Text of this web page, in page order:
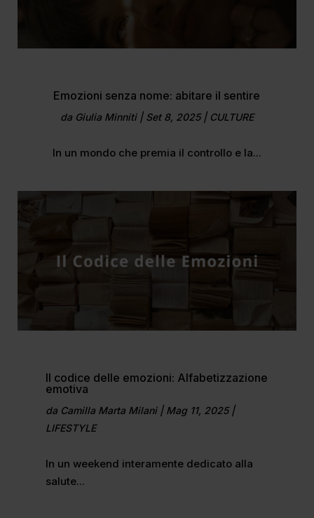
Emozioni senza nome: abitare il sentire
da Giulia Minniti| Set 8, 2025| CULTURE
In un mondo che premia il controllo e la...
Il codice delle emozioni: Alfabetizzazione
emotiva
da Camilla Marta Milani| Mag 11, 2025|
LIFESTYLE
In un weekend interamente dedicato alla
salute...